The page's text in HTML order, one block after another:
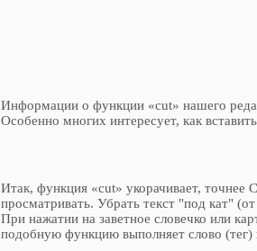
Информации о функции «cut» нашего
Особенно многих интересует, как
Итак, функция «cut» укорачивает,
просматривать. Убрать текст "под кат" (от
При нажатии на заветное словечко или
подобную функцию выполняет слово (тег)